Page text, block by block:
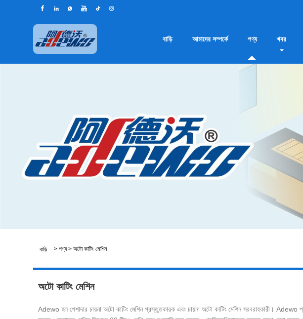
বাড়ি আমাদের সম্পর্কে পণ্য খবর
বাড়ি > পণ্য>অটো কাটিং মেশিন
অটো কাটিং মেশিন
Adewo হল পেশাদার চায়না অটো কাটিং মেশিন প্রস্তুতকারক এবং চায়না অটো কাটিং মেশিন সরবরাহকারী। Adewo